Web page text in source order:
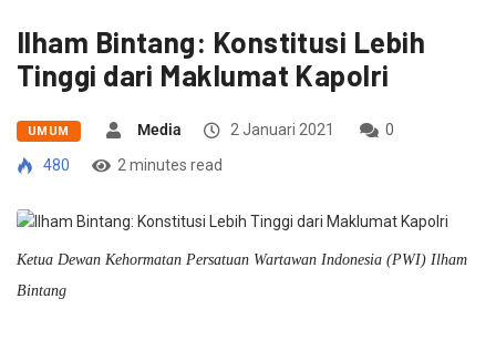
Ilham Bintang: Konstitusi Lebih
Tinggi dari Maklumat Kapolri
UMUM Media 2 Januari 2021
0
480
2 minutes read
Ketua Dewan Kehormatan Persatuan Wartawan Indonesia (PWI) Ilham
Bintang